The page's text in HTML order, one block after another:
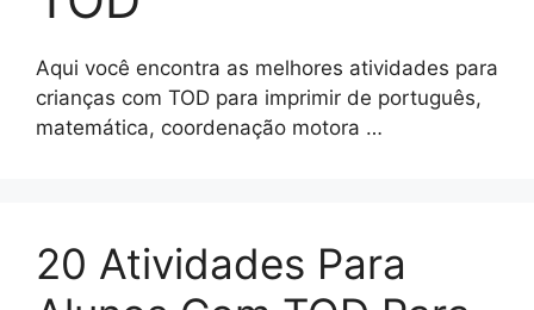
Aqui você encontra as melhores atividades para
crianças com TOD para imprimir de português,
matemática, coordenação motora …
20 Atividades Para